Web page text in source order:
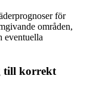
för
områden,
eventuella
till korrekt